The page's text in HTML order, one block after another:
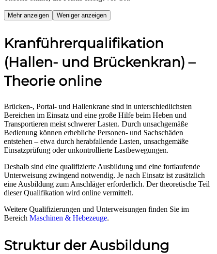
Mehr anzeigen Weniger anzeigen
Kranführerqualifikation
(Hallen- und Brückenkran) –
Theorie online
Brücken-, Portal- und Hallenkrane sind in unterschiedlichsten
Bereichen im Einsatz und eine große Hilfe beim Heben und
Transportieren meist schwerer Lasten. Durch unsachgemäße
Bedienung können erhebliche Personen- und Sachschäden
entstehen – etwa durch herabfallende Lasten, unsachgemäße
Einsatzprüfung oder unkontrollierte Lastbewegungen.
Deshalb sind eine qualifizierte Ausbildung und eine fortlaufende
Unterweisung zwingend notwendig. Je nach Einsatz ist zusätzlich
eine Ausbildung zum Anschläger erforderlich. Der theoretische Teil
dieser Qualifikation wird online vermittelt.
Weitere Qualifizierungen und Unterweisungen finden Sie im
Bereich Maschinen & Hebezeuge.
Struktur der Ausbildung